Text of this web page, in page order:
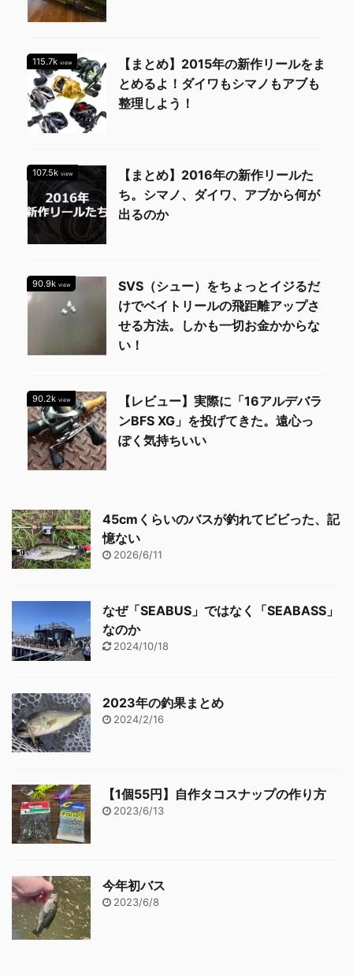
115.7k view
【まとめ】2015年の新作リールをま
とめるよ！ダイワもシマノもアブも
整理しよう！
107.5k view
【まとめ】2016年の新作リールた
ち。シマノ、ダイワ、アブから何が
出るのか
90.9k view
SVS（シュー）をちょっとイジるだ
けでベイトリールの飛距離アップさ
せる方法。しかも一切お金かからな
い！
90.2k view
【レビュー】実際に「16アルデバラ
ンBFS XG」を投げてきた。遠心っ
ぽく気持ちいい
45cmくらいのバスが釣れてビビった、記
憶ない
2026/6/11
なぜ「SEABUS」ではなく「SEABASS」
なのか
2024/10/18
2023年の釣果まとめ
2024/2/16
【1個55円】自作タコスナップの作り方
2023/6/13
今年初バス
2023/6/8